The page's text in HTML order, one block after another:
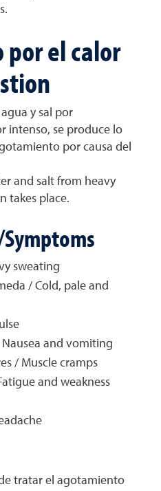
el calor
y sal por
intenso, se produce lo
por causa del
and salt from heavy
takes place.
sweating
/ Cold, pale and
and vomiting
/ Muscle cramps
and weakness
tratar el agotamiento